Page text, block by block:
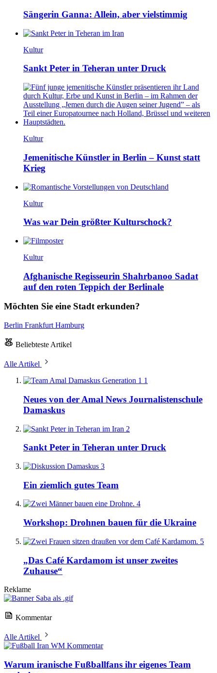
Sängerin Ganna: Allein, aber vielstimmig
Kultur
Sankt Peter in Teheran unter Druck
Kultur
Jemenitische Künstler in Berlin – Kunst statt
Krieg
Kultur
Was war Dein größter Kulturschock?
Kultur
Afghanische Regisseurin Shahrbanoo Sadat
auf den roten Teppich der Berlinale
Möchten Sie eine Stadt erkunden?
Berlin Frankfurt Hamburg
Beliebteste Artikel
Alle Artikel
1
Neues von der Amal News Journalistenschule
Damaskus
2
Sankt Peter in Teheran unter Druck
3
Ein ziemlich gutes Team
4
Workshop: Drohnen bauen für die Ukraine
5
„Das Café Kardamom ist unser zweites
Zuhause“
Reklame
Kommentar
Alle Artikel
Kommentar
Warum iranische Fußballfans ihr eigenes Team